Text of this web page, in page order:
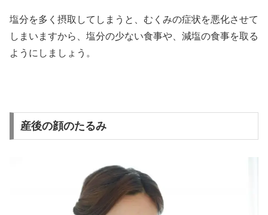
塩分を多く摂取してしまうと、むくみの症状を悪化させて
しまいますから、塩分の少ない食事や、減塩の食事を取る
ようにしましょう。
産後の顔のたるみ